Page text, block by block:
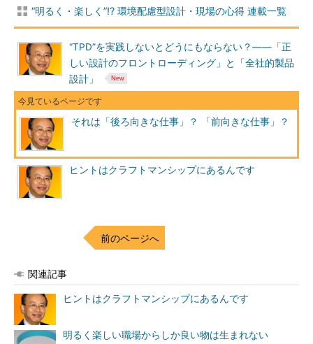
“明るく・楽しく”!? 環境配慮型設計・現場の心得 連載一覧
“TPD”を実践しないとどうにもならない？――「正
しい設計のフロントローディング」と「全社的製品
設計」
それは「後ろ向きな仕事」？ 「前向きな仕事」？
ヒントはクラフトマンシップにあるんです
前のページへ
関連記事
ヒントはクラフトマンシップにあるんです
明るく楽しい職場からしか良い物は生まれない